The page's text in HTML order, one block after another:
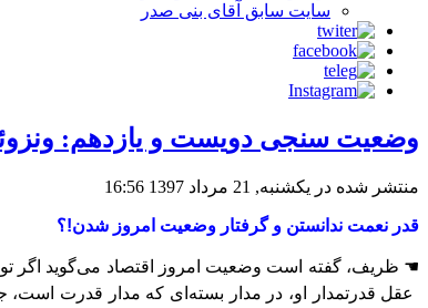
سایت سابق آقای بنی صدر
وضعیت سنجی دویست و یازدهم:
منتشر شده در یکشنبه, 21 مرداد 1397 16:56
قدر نعمت ندانستن و گرفتار وضعیت امروز شدن!؟
☚ ظریف، گفته است وضعیت امروز اقتصاد میگوید اگر
عقل قدرتمدار او، در مدار بسته ای که مدار قدرت است،